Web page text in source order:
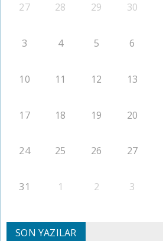
27 28 29 30
3 4 5 6
10 11 12 13
17 18 19 20
24 25 26 27
31 1 2 3
SON YAZILAR